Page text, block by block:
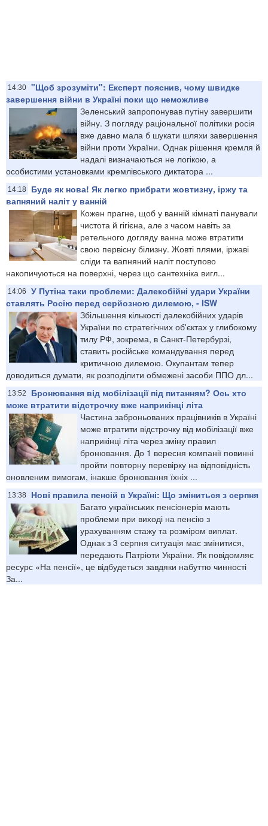
14:30 "Щоб зрозуміти": Експерт пояснив, чому швидке
завершення війни в Україні поки що неможливе
Зеленський запропонував путіну завершити
війну. З погляду раціональної політики росія
вже давно мала б шукати шляхи завершення
війни проти України. Однак рішення кремля й
надалі визначаються не логікою, а
особистими установками кремлівського диктатора ...
14:18
Буде як нова! Як легко прибрати жовтизну, іржу та
вапняний наліт у ванній
Кожен прагне, щоб у ванній кімнаті панували
чистота й гігієна, але з часом навіть за
ретельного догляду ванна може втратити
свою первісну білизну. Жовті плями, іржаві
сліди та вапняний наліт поступово
накопичуються на поверхні, через що сантехніка вигл...
14:06
У Путіна таки проблеми: Далекобійні удари України
ставлять Росію перед серйозною дилемою, - ISW
Збільшення кількості далекобійних ударів
України по стратегічних об'єктах у глибокому
тилу РФ, зокрема, в Санкт-Петербурзі,
ставить російське командування перед
критичною дилемою. Окупантам тепер
доводиться думати, як розподілити обмежені засоби ППО дл...
13:52
Бронювання від мобілізації під питанням? Ось хто
може втратити відстрочку вже наприкінці літа
Частина заброньованих працівників в Україні
може втратити відстрочку від мобілізації вже
наприкінці літа через зміну правил
бронювання. До 1 вересня компанії повинні
пройти повторну перевірку на відповідність
оновленим вимогам, інакше бронювання їхніх ...
13:38
Нові правила пенсій в Україні: Що зміниться з серпня
Багато українських пенсіонерів мають
проблеми при виході на пенсію з
урахуванням стажу та розміром виплат.
Однак з 3 серпня ситуація має змінитися,
передають Патріоти України. Як повідомляє
ресурс «На пенсії», це відбудеться завдяки набуттю чинності
За...